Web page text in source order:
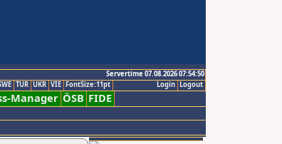
Servertime 07.08.2026 07:54:50
Logout
Login
TUR UKR VIE FontSize:11pt
Manager ÖSB FIDE